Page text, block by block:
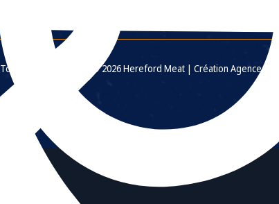
Tous droits réservés. © 2026 Hereford Meat | Création Agence Web